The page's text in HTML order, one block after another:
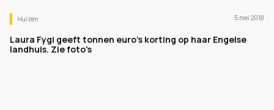
Huizen 5 mei 2018
Laura Fygi geeft tonnen euro's korting op haar Engelse
landhuis. Zie foto's